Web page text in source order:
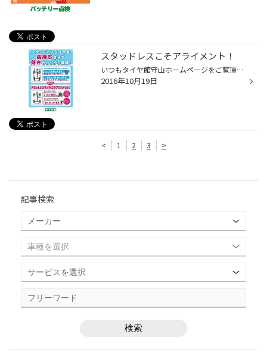
スタッドレスこそアライメント！
いつもタイヤ館守山ホームページをご覧頂きありがとうございます。 最近の冷え込みも有り、お車の冬準備を考えておられる方も増えてきています。 車の冬準備といえばスタッドレスですが スタッドレスタイヤ装着時にオススメしたいのが、アライメント!! アライメントとは タイヤの取付角度の基準値が...
2016年10月19日
< 1 2 3 >
記事検索